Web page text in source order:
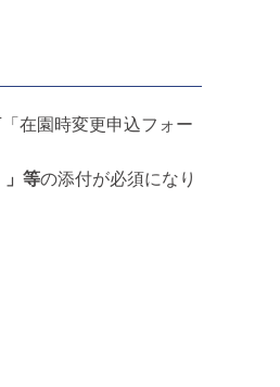
在園時変更申込フォー
」等の添付が必須になり